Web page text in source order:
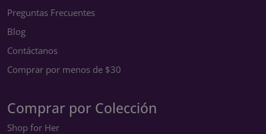
Preguntas Frecuentes
Blog
Contáctanos
Comprar por menos de $30
Comprar por Colección
Shop for Her